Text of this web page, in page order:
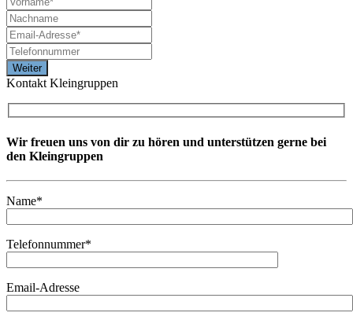
Kontakt Kleingruppen
Wir freuen uns von dir zu hören und unterstützen gerne bei
den Kleingruppen
Name*
Telefonnummer*
Email-Adresse